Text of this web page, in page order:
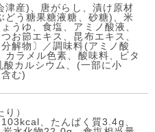
津産)、唐がらし、漬け原材
どう糖果糖液糖、砂糖)、米
うゆ、食塩、アミノ酸液、
お節エキス、昆布エキス、
解物〕／調味料(アミノ酸
カラメル色素、酸味料、ビタ
酸カルシウム、(一部に小
む)
り）
、たんぱく質3.4g、